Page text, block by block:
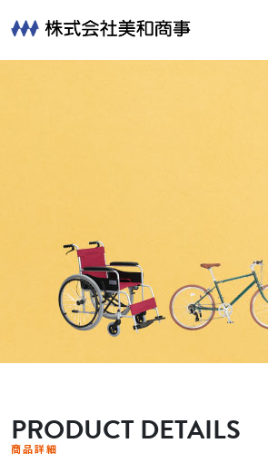
PRODUCT DETAILS
商品詳細